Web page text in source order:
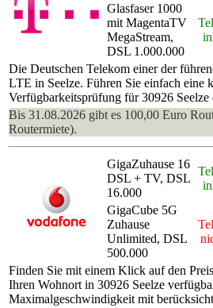
Glasfaser 1000
mit MagentaTV
MegaStream,
DSL 1.000.000
Die Deutschen Telekom einer der
LTE in Seelze. Führen Sie einfach eine
Verfügbarkeitsprüfung für 30926 Seelze
Bis 31.08.2026 gibt es 100,00 Euro
Routermiete).
GigaZuhause 16
DSL + TV, DSL
16.000
GigaCube 5G
Zuhause
Unlimited, DSL
500.000
Finden Sie mit einem Klick auf den
Ihren Wohnort in 30926 Seelze
Maximalgeschwindigkeit mit